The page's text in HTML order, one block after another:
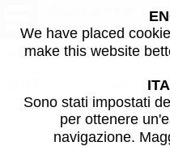
Contatta
Tramite questo form puoi
: Nel caso di nuovi
forum
creato apposta per
We have placed
make this website
Sono stati impostati
per ottenere
navigazione.